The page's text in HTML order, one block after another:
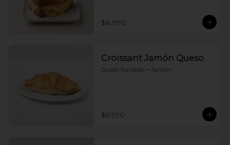
$8.990
Croissant Jamón Queso
Queso fundido + Jamón
$6.990